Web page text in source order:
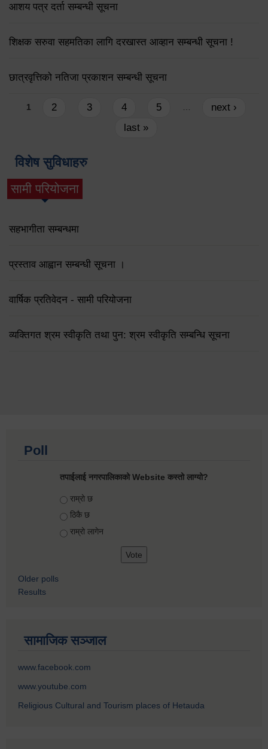
आशय पत्र दर्ता सम्बन्धी सूचना
शिक्षक सरुवा सहमतिका लागि दरखास्त आव्हान सम्बन्धी सूचना !
छात्रवृत्तिको नतिजा प्रकाशन सम्बन्धी सूचना
Pages
1 2 3 4 5 …
next ›
last »
विशेष सुविधाहरु
सामी परियोजना
(active tab)
सहभागीता सम्बन्धमा
प्रस्ताव आह्वान सम्बन्धी सूचना ।
वार्षिक प्रतिवेदन - सामी परियोजना
व्यक्तिगत श्रम स्वीकृति तथा पुन: श्रम स्वीकृति सम्बन्धि सूचना
Poll
तपाईलाई नगरपालिकाको Website कस्तो लाग्यो?
Choices
राम्रो छ
ठिकै छ
राम्रो लागेन
Older polls
Results
सामाजिक सञ्जाल
www.facebook.com
www.youtube.com
Religious Cultural and Tourism places of Hetauda